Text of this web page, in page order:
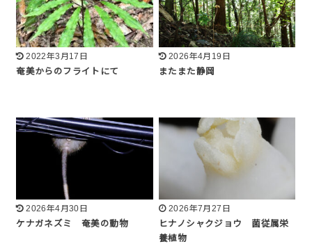
2022年3月17日
奄美からのフライトにて
2026年4月19日
またまた静岡
2026年4月30日
ケナガネズミ 奄美の動物
2026年7月27日
ヒナノシャクジョウ 菌従属栄
養植物